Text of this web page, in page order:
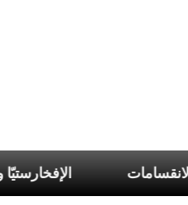
في عصر الانقسامات